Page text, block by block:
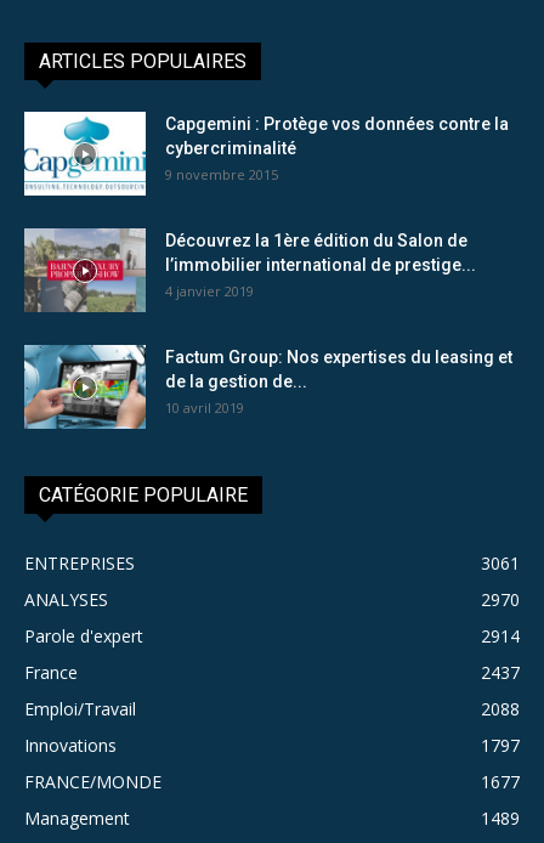
ARTICLES POPULAIRES
Capgemini : Protège vos données contre la
cybercriminalité
9 novembre 2015
Découvrez la 1ère édition du Salon de
l’immobilier international de prestige...
4 janvier 2019
Factum Group: Nos expertises du leasing et
de la gestion de...
10 avril 2019
CATÉGORIE POPULAIRE
ENTREPRISES
3061
ANALYSES
2970
Parole d'expert
2914
France
2437
Emploi/Travail
2088
Innovations
1797
FRANCE/MONDE
1677
Management
1489